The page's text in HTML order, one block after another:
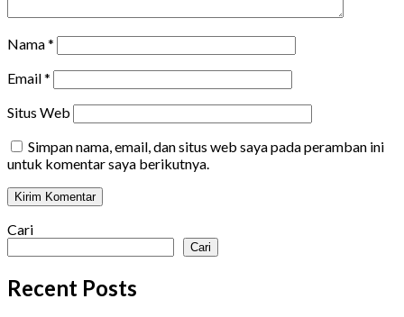
Nama*
Email*
Situs Web
Simpan nama, email, dan situs web saya pada peramban ini
untuk komentar saya berikutnya.
Cari
Cari
Recent Posts